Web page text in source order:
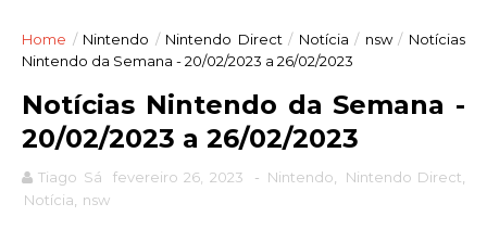
Home / Nintendo / Nintendo Direct / Notícia / nsw / Notícias
Nintendo da Semana - 20/02/2023 a 26/02/2023
Notícias Nintendo da Semana -
20/02/2023 a 26/02/2023
Tiago Sá fevereiro 26, 2023 - Nintendo Nintendo Direct
Notícia
nsw